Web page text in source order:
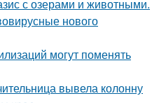
с озерами и животными.
нового
могут поменять
вывела колонну